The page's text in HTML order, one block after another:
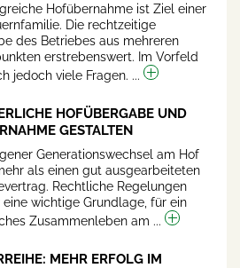
Hofübernahme ist Ziel einer
Die rechtzeitige
des Betriebes aus mehreren
erstrebenswert. Im Vorfeld
jedoch viele Fragen. ...
HOFÜBERGABE UND
GESTALTEN
Generationswechsel am Hof
als einen gut ausgearbeiteten
Rechtliche Regelungen
eine wichtige Grundlage, für ein
Zusammenleben am ...
MEHR ERFOLG IM